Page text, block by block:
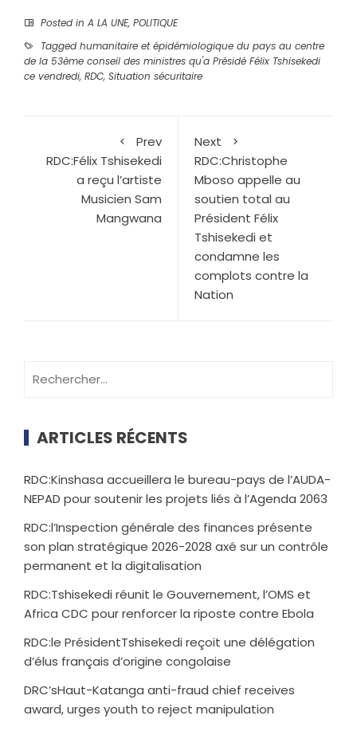
Posted in A LA UNE, POLITIQUE
Tagged humanitaire et épidémiologique du pays au centre
de la 53ème conseil des ministres qu'a Présidé Félix Tshisekedi
ce vendredi, RDC, Situation sécuritaire
Prev
RDC:Félix Tshisekedi
a reçu l’artiste
Musicien Sam
Mangwana
Next
RDC:Christophe
Mboso appelle au
soutien total au
Président Félix
Tshisekedi et
condamne les
complots contre la
Nation
ARTICLES RÉCENTS
RDC:Kinshasa accueillera le bureau-pays de l’AUDA-
NEPAD pour soutenir les projets liés à l’Agenda 2063
RDC:l’Inspection générale des finances présente
son plan stratégique 2026-2028 axé sur un contrôle
permanent et la digitalisation
RDC:Tshisekedi réunit le Gouvernement, l’OMS et
Africa CDC pour renforcer la riposte contre Ebola
RDC:le PrésidentTshisekedi reçoit une délégation
d’élus français d’origine congolaise
DRC’sHaut-Katanga anti-fraud chief receives
award, urges youth to reject manipulation